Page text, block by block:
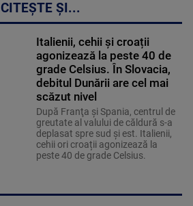
CITEȘTE ȘI...
Italienii, cehii și croații
agonizează la peste 40 de
grade Celsius. În Slovacia,
debitul Dunării are cel mai
scăzut nivel
După Franţa şi Spania, centrul de
greutate al valului de căldură s-a
deplasat spre sud şi est. Italienii,
cehii ori croații agonizează la
peste 40 de grade Celsius.